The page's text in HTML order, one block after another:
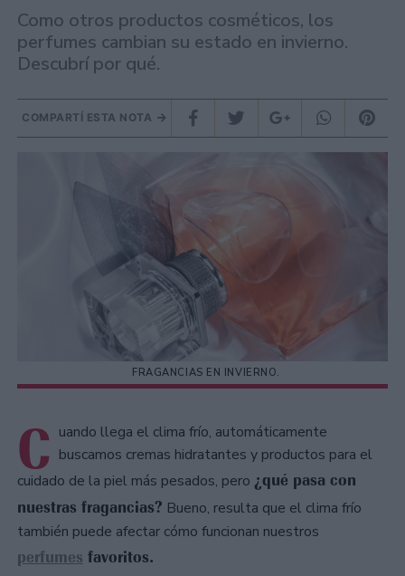
Como otros productos cosméticos, los
perfumes cambian su estado en invierno.
Descubrí por qué.
COMPARTÍ ESTA NOTA
FRAGANCIAS EN INVIERNO.
C uando llega el clima frío, automáticamente
buscamos cremas hidratantes y productos para el
cuidado de la piel más pesados, pero ¿qué pasa con
nuestras fragancias? Bueno, resulta que el clima frío
también puede afectar cómo funcionan nuestros
perfumes favoritos.